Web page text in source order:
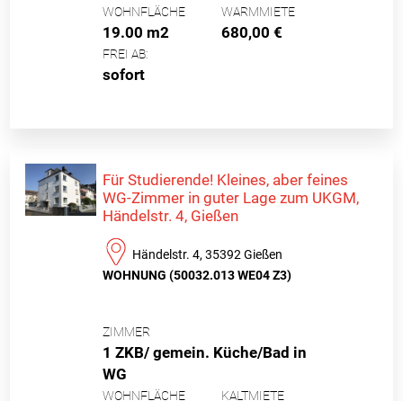
WOHNFLÄCHE
19.00 m2
WARMMIETE
680,00 €
FREI AB:
sofort
Für Studierende! Kleines, aber feines
WG-Zimmer in guter Lage zum UKGM,
Händelstr. 4, Gießen
Händelstr. 4, 35392 Gießen
WOHNUNG (50032.013 WE04 Z3)
ZIMMER
1 ZKB/ gemein. Küche/Bad in
WG
WOHNFLÄCHE KALTMIETE